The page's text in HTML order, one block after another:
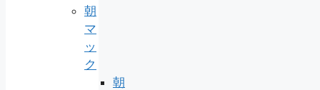
朝
マ
ッ
ク
朝